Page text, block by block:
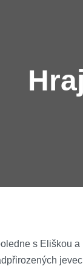
s Eliškou